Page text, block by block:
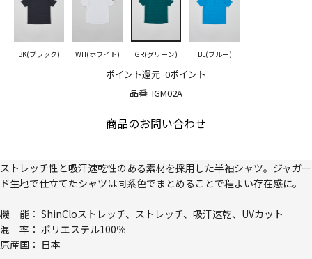
品番 IGM02A
ポイント還元 0ポイント
BK(ブラック) WH(ホワイト) GR(グリーン) BL(ブルー)
商品のお問い合わせ
ストレッチ性と吸汗速乾性のある素材を採用した半袖シャツ。ジャガー
ド生地で仕立てたシャツは同系色でまとめることで程よい存在感に。
機 能： ShinCloストレッチ、ストレッチ、吸汗速乾、UVカット
混 率： ポリエステル100％
原産国： 日本